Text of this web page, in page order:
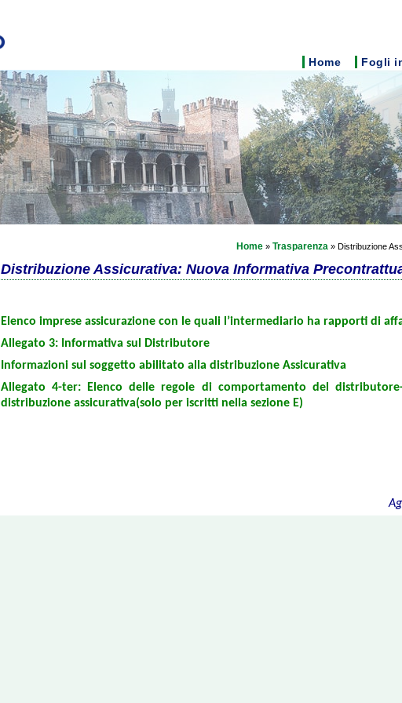
Home Fogli
Home » Trasparenza » Distribuzione
Distribuzione Assicurativa: Nuova Informativa
Elenco imprese assicurazione con le quali l’intermediario ha rapporti di
Allegato 3: Informativa sul Distributore
Informazioni sul soggetto abilitato alla distribuzione Assicurativa
Allegato 4-ter: Elenco delle regole di comportamento del
distribuzione assicurativa(solo per iscritti nella sezione E)